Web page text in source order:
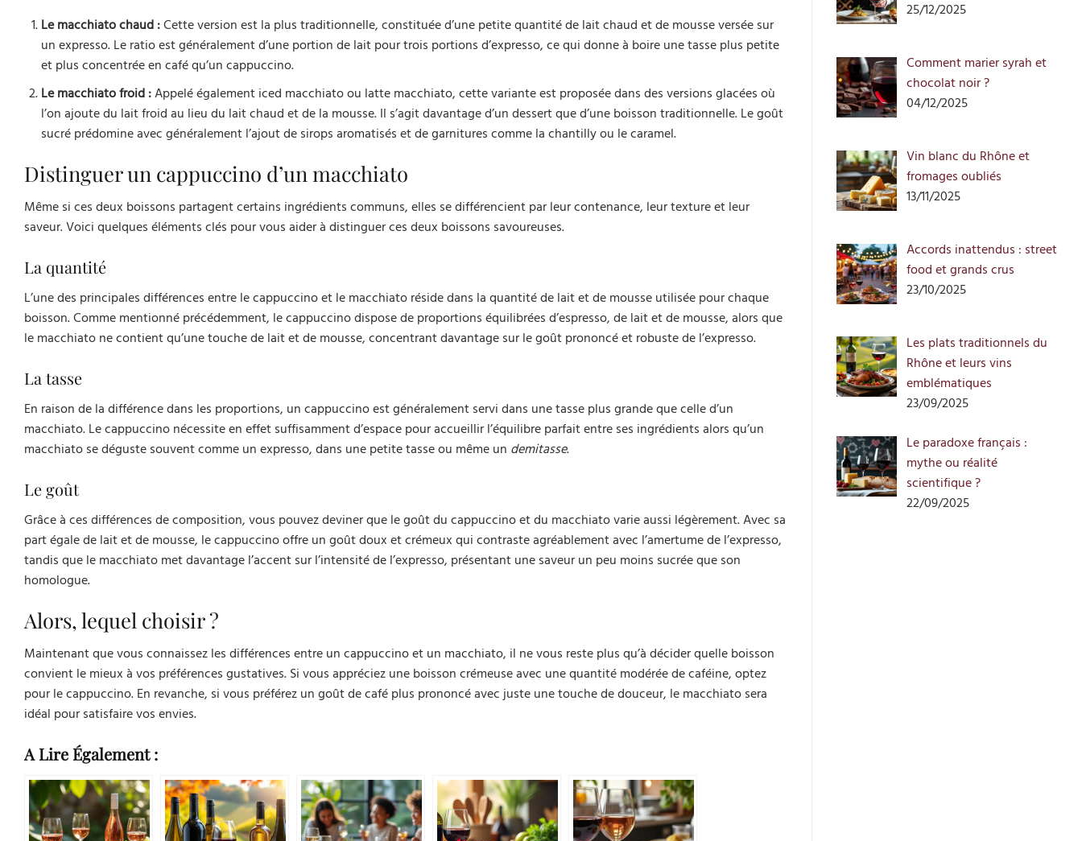
Le macchiato chaud :Cette version est la plus traditionnelle, constituée d’une petite quantité de lait chaud et de mousse versée sur
un expresso. Le ratio est généralement d’une portion de lait pour trois portions d’expresso, ce qui donne à boire une tasse plus petite
et plus concentrée en café qu’un cappuccino.
Le macchiato froid :Appelé également iced macchiato ou latte macchiato, cette variante est proposée dans des versions glacées où
l’on ajoute du lait froid au lieu du lait chaud et de la mousse. Il s’agit davantage d’un dessert que d’une boisson traditionnelle. Le goût
sucré prédomine avec généralement l’ajout de sirops aromatisés et de garnitures comme la chantilly ou le caramel.
Distinguer un cappuccino d’un macchiato
Même si ces deux boissons partagent certains ingrédients communs, elles se différencient par leur contenance, leur texture et leur
saveur. Voici quelques éléments clés pour vous aider à distinguer ces deux boissons savoureuses.
La quantité
L’une des principales différences entre le cappuccino et le macchiato réside dans la quantité de lait et de mousse utilisée pour chaque
boisson. Comme mentionné précédemment, le cappuccino dispose de proportions équilibrées d’espresso, de lait et de mousse, alors que
le macchiato ne contient qu’une touche de lait et de mousse, concentrant davantage sur le goût prononcé et robuste de l’expresso.
La tasse
En raison de la différence dans les proportions, un cappuccino est généralement servi dans une tasse plus grande que celle d’un
macchiato. Le cappuccino nécessite en effet suffisamment d’espace pour accueillir l’équilibre parfait entre ses ingrédients alors qu’un
macchiato se déguste souvent comme un expresso, dans une petite tasse ou même un demitasse.
Le goût
Grâce à ces différences de composition, vous pouvez deviner que le goût du cappuccino et du macchiato varie aussi légèrement. Avec sa
part égale de lait et de mousse, le cappuccino offre un goût doux et crémeux qui contraste agréablement avec l’amertume de l’expresso,
tandis que le macchiato met davantage l’accent sur l’intensité de l’expresso, présentant une saveur un peu moins sucrée que son
homologue.
Alors, lequel choisir ?
Maintenant que vous connaissez les différences entre un cappuccino et un macchiato, il ne vous reste plus qu’à décider quelle boisson
convient le mieux à vos préférences gustatives. Si vous appréciez une boisson crémeuse avec une quantité modérée de caféine, optez
pour le cappuccino. En revanche, si vous préférez un goût de café plus prononcé avec juste une touche de douceur, le macchiato sera
idéal pour satisfaire vos envies.
A Lire Également :
25/12/2025
Comment marier syrah et
chocolat noir ?
04/12/2025
Vin blanc du Rhône et
fromages oubliés
13/11/2025
Accords inattendus : street
food et grands crus
23/10/2025
Les plats traditionnels du
Rhône et leurs vins
emblématiques
23/09/2025
Le paradoxe français :
mythe ou réalité
scientifique ?
22/09/2025